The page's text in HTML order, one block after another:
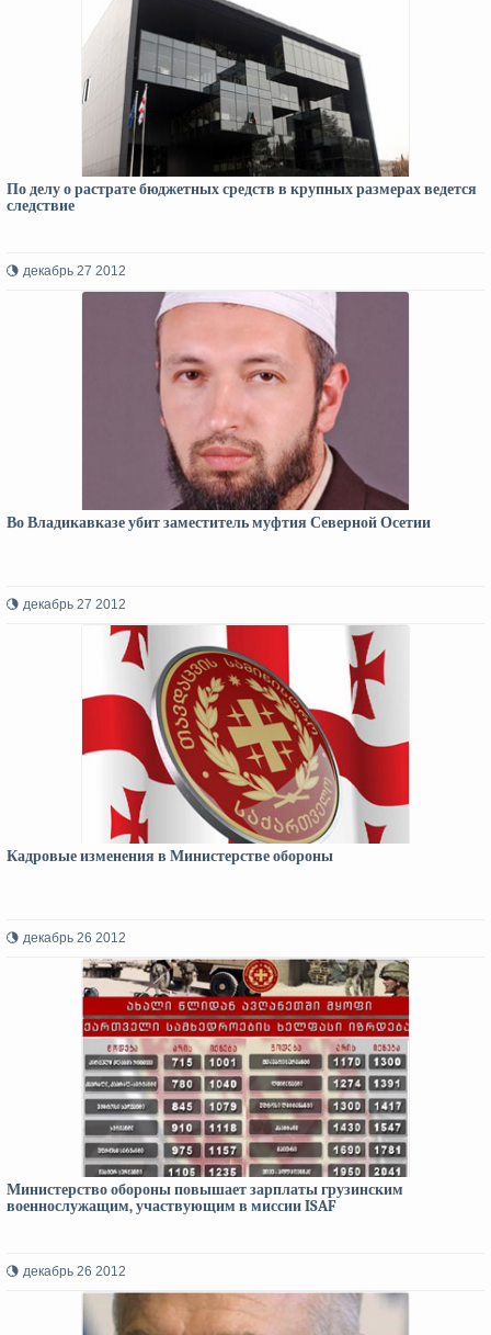
По делу о растрате бюджетных средств в крупных размерах ведется
следствие
декабрь 27 2012
Во Владикавказе убит заместитель муфтия Северной Осетии
декабрь 27 2012
Кадровые изменения в Министерстве обороны
декабрь 26 2012
Министерство обороны повышает зарплаты грузинским
военнослужащим, участвующим в миссии ISAF
декабрь 26 2012